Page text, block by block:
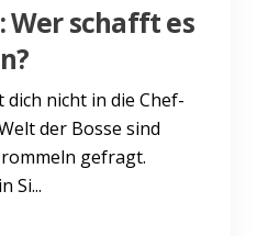
Wer schafft es
nicht in die Chef-
der Bosse sind
gefragt.
Si...